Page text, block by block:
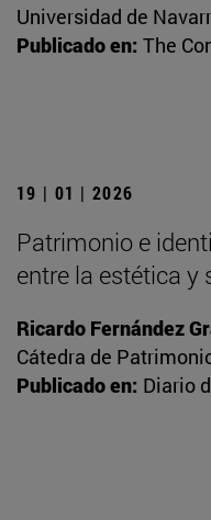
Universidad de
Publicado en: The
19 | 01 | 2026
Patrimonio e
entre la estética
Ricardo Fernández
Cátedra de
Publicado en: Diario